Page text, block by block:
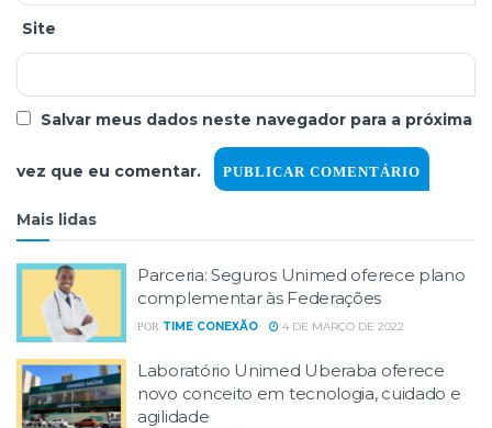
Site
Salvar meus dados neste navegador para a próxima
vez que eu comentar.
Mais lidas
Parceria: Seguros Unimed oferece plano
complementar às Federações
POR TIME CONEXÃO 4 DE MARÇO DE 2022
Laboratório Unimed Uberaba oferece
novo conceito em tecnologia, cuidado e
agilidade